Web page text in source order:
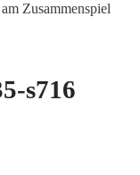
Zusammenspiel
s716